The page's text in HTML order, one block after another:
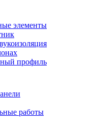
элементы
профиль
работы